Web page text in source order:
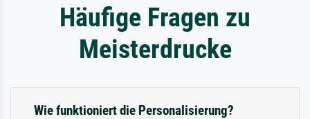
Häufige Fragen zu
Meisterdrucke
Wie funktioniert die Personalisierung?